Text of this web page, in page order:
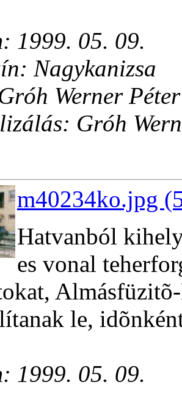
1999. 05. 09.
Nagykanizsa
Werner Péter
Gróh
m40234ko.jpg
Hatvanból
es vonal
le,
1999. 05. 09.